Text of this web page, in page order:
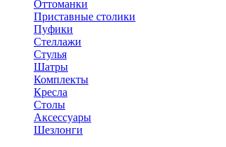
Оттоманки
Приставные столики
Пуфики
Стеллажи
Стулья
Шатры
Комплекты
Кресла
Столы
Аксессуары
Шезлонги